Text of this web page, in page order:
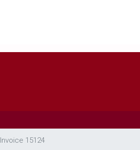
Invoice 15124